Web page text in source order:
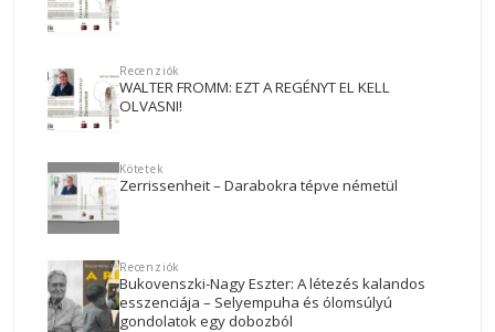
Recenziók
WALTER FROMM: EZT A REGÉNYT EL KELL
OLVASNI!
Kötetek
Zerrissenheit – Darabokra tépve németül
Recenziók
Bukovenszki-Nagy Eszter: A létezés kalandos
esszenciája – Selyempuha és ólomsúlyú
gondolatok egy dobozból